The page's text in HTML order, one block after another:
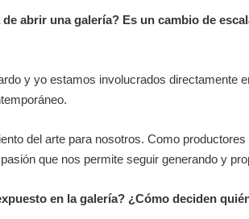
de abrir una galería? Es un cambio de
y yo estamos involucrados directamente
del arte para nosotros. Como
que nos permite seguir generando y
en la galería? ¿Cómo deciden